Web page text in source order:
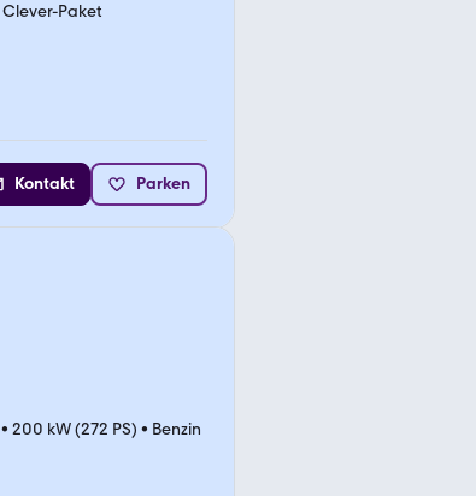
Clever-Paket
Kontakt Parken
• 200 kW (272 PS) • Benzin